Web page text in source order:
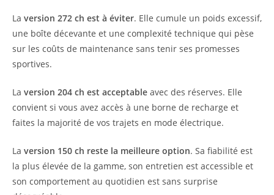
La version 272 ch est à éviter. Elle cumule un poids excessif,
une boîte décevante et une complexité technique qui pèse
sur les coûts de maintenance sans tenir ses promesses
sportives.
La version 204 ch est acceptable avec des réserves. Elle
convient si vous avez accès à une borne de recharge et
faites la majorité de vos trajets en mode électrique.
La version 150 ch reste la meilleure option. Sa fiabilité est
la plus élevée de la gamme, son entretien est accessible et
son comportement au quotidien est sans surprise